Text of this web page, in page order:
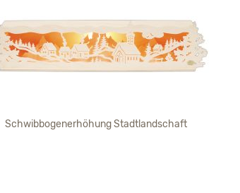
Schwibbogenerhöhung Stadtlandschaft